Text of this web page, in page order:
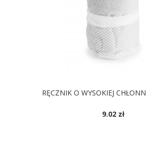
RĘCZNIK O WYSOKIEJ
9.02 zł